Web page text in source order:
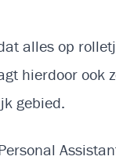
alles op
hierdoor ook
gebied.